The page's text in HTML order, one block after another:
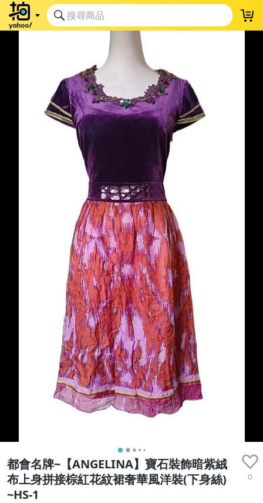
都會名牌~【ANGELINA】寶石裝飾暗紫絨
布上身拼接棕紅花紋裙奢華風洋裝(下身絲)
~HS-1
0